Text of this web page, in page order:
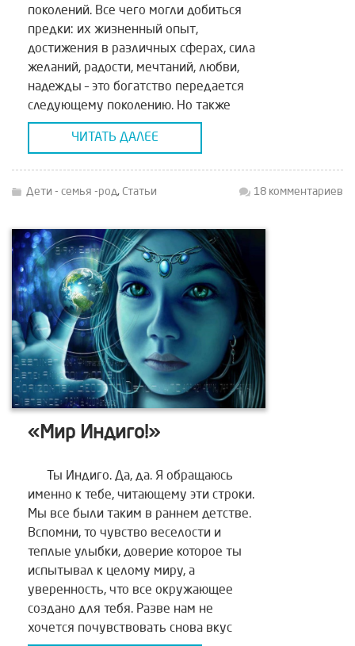
поколений. Все чего могли добиться
предки: их жизненный опыт,
достижения в различных сферах, сила
желаний, радости, мечтаний, любви,
надежды – это богатство передается
следующему поколению. Но также
потомкам достается их боль, страхи,
разочарование, чувство одиночества,
ЧИТАТЬ ДАЛЕЕ
Дети - семья -род, Статьи 18 комментариев
«Мир Индиго!»
Ты Индиго. Да, да. Я обращаюсь
именно к тебе, читающему эти строки.
Мы все были таким в раннем детстве.
Вспомни, то чувство веселости и
теплые улыбки, доверие которое ты
испытывал к целому миру, а
уверенность, что все окружающее
создано для тебя. Разве нам не
хочется почувствовать снова вкус